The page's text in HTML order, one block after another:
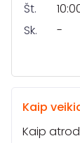
Št.
Sk.
-
Kaip
Kaip